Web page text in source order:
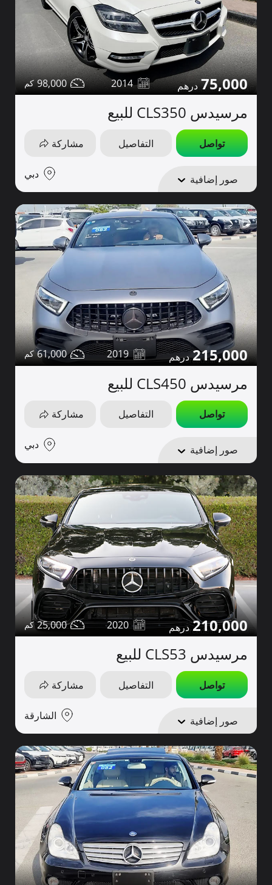
75,000
2014
98,000
مرسيدس CLS350 للبيع
تواصل التفاصيل مشاركة
صور إضافية دبي
215,000
2019
61,000
مرسيدس CLS450 للبيع
تواصل التفاصيل مشاركة
صور إضافية دبي
210,000
2020
25,000
مرسيدس CLS53 للبيع
تواصل التفاصيل مشاركة
صور إضافية الشارقة